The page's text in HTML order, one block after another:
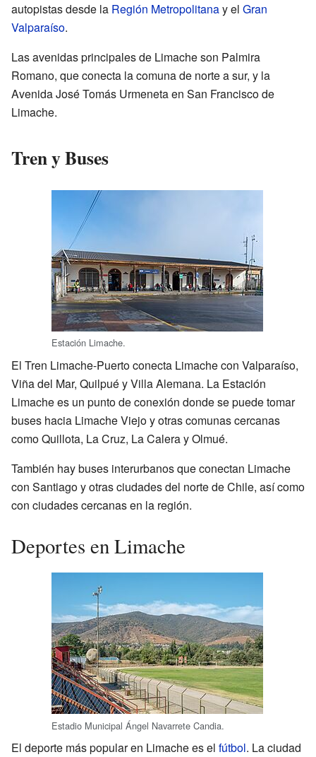
autopistas desde la Región Metropolitanay el Gran
Valparaíso.
Las avenidas principales de Limache son Palmira
Romano, que conecta la comuna de norte a sur, y la
Avenida José Tomás Urmeneta en San Francisco de
Limache.
Tren y Buses
Estación Limache.
El Tren Limache-Puerto conecta Limache con Valparaíso,
Viña del Mar, Quilpué y Villa Alemana. La Estación
Limache es un punto de conexión donde se puede tomar
buses hacia Limache Viejo y otras comunas cercanas
como Quillota, La Cruz, La Calera y Olmué.
También hay buses interurbanos que conectan Limache
con Santiago y otras ciudades del norte de Chile, así como
con ciudades cercanas en la región.
Deportes en Limache
Estadio Municipal Ángel Navarrete Candia.
El deporte más popular en Limache es el fútbol. La ciudad